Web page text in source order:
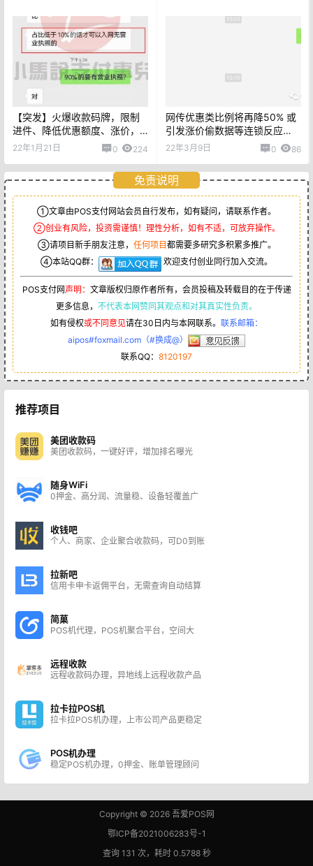
【突发】火爆收款码牌，限制
进件、降低优惠额度、涨价，
或一地鸡毛...
22年1月21日 0 224
网传优惠类比例将再降50% 或
引发涨价偷数据等连锁反应…
22年3月9日 0 86
免责说明
①文章由POS支付网站会员自行发布，如有疑问，请联系作者。
②创业有风险，投资需谨慎！理性分析，如有不适，可放弃操作。
③请项目新手朋友注意， 任何项目 都需要多研究多积累多推广。
④本站QQ群：
欢迎支付创业同行加入交流。
POS支付网声明： 文章版权归原作者所有，会员投稿及转载目的在于传递
更多信息， 不代表本网赞同其观点和对其真实性负责。
如有侵权或不同意见请在30日内与本网联系。 联系邮箱：
aipos#foxmail.com（#换成@）
联系QQ： 8120197
推荐项目
美团收款码
美团收款码，一键好评，增加排名曝光
随身WiFi
0押金、高分润、流量稳、设备轻覆盖广
收钱吧
个人、商家、企业聚合收款码，可D0到账
拉新吧
信用卡申卡返佣平台，无需查询自动结算
简菓
POS机代理，POS机聚合平台，空间大
远程收款
远程收款码办理，异地线上远程收款产品
拉卡拉POS机
拉卡拉POS机办理，上市公司产品更稳定
POS机办理
稳定POS机办理，0押金、账单管理顾问
Copyright © 2026吾爱POS网
鄂ICP备2021006283号-1
查询 131 次，耗时 0.5788 秒